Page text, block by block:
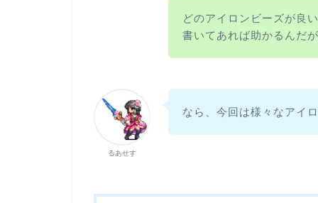
どのアイロンビーズが良
書いてあれば助かるんだ
るあせす
なら、今回は様々なアイ